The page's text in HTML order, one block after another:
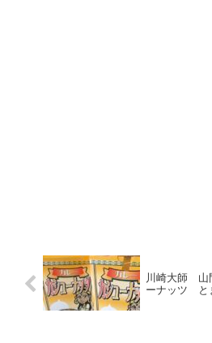
川崎大師
ーナッツ と